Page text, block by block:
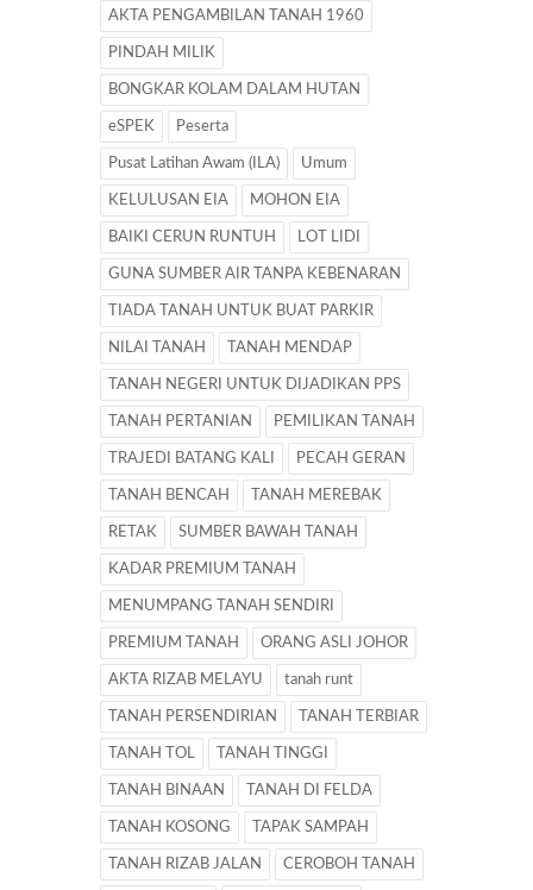
AKTA PENGAMBILAN TANAH 1960
PINDAH MILIK
BONGKAR KOLAM DALAM HUTAN
eSPEK Peserta
Pusat Latihan Awam (ILA) Umum
KELULUSAN EIA MOHON EIA
BAIKI CERUN RUNTUH LOT LIDI
GUNA SUMBER AIR TANPA KEBENARAN
TIADA TANAH UNTUK BUAT PARKIR
NILAI TANAH TANAH MENDAP
TANAH NEGERI UNTUK DIJADIKAN PPS
TANAH PERTANIAN PEMILIKAN TANAH
TRAJEDI BATANG KALI PECAH GERAN
TANAH BENCAH TANAH MEREBAK
RETAK SUMBER BAWAH TANAH
KADAR PREMIUM TANAH
MENUMPANG TANAH SENDIRI
PREMIUM TANAH ORANG ASLI JOHOR
AKTA RIZAB MELAYU tanah runt
TANAH PERSENDIRIAN TANAH TERBIAR
TANAH TOL TANAH TINGGI
TANAH BINAAN TANAH DI FELDA
TANAH KOSONG TAPAK SAMPAH
TANAH RIZAB JALAN CEROBOH TANAH